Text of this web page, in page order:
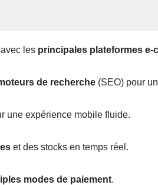
les principales plateformes e-
de recherche (SEO) pour
une expérience mobile fluide.
et des stocks en temps réel.
modes de paiement.